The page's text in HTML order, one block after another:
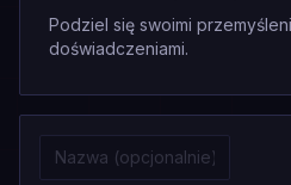
Podziel się swoimi
doświadczeniami.